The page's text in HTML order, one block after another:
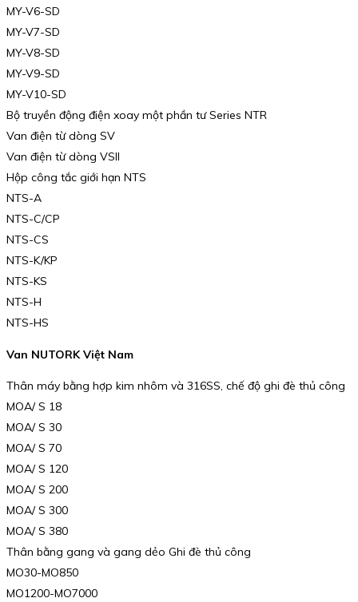
MY-V6-SD
MY-V7-SD
MY-V8-SD
MY-V9-SD
MY-V10-SD
Bộ truyền động điện xoay một phần tư Series NTR
Van điện từ dòng SV
Van điện từ dòng VSII
Hộp công tắc giới hạn NTS
NTS-A
NTS-C/CP
NTS-CS
NTS-K/KP
NTS-KS
NTS-H
NTS-HS
Van NUTORK Việt Nam
Thân máy bằng hợp kim nhôm và 316SS, chế độ ghi đè thủ công
MOA/ S 18
MOA/ S 30
MOA/ S 70
MOA/ S 120
MOA/ S 200
MOA/ S 300
MOA/ S 380
Thân bằng gang và gang dẻo Ghi đè thủ công
MO30-MO850
MO1200-MO7000